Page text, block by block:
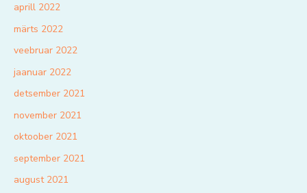
aprill 2022
märts 2022
veebruar 2022
jaanuar 2022
detsember 2021
november 2021
oktoober 2021
september 2021
august 2021